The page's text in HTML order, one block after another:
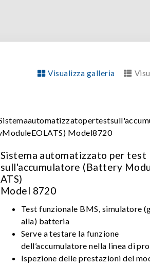
Visualizza galleria
Sistema automatizzato per test
sull'accumulatore (Battery
ATS)
Model 8720
Test funzionale BMS, simulatore
alla) batteria
Serve a testare la funzione
dell’accumulatore nella linea di
Ispezione delle prestazioni del